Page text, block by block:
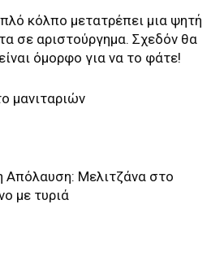
κόλπο μετατρέπει μια ψητή
σε αριστούργημα. Σχεδόν θα
όμορφο για να το φάτε!
μανιταριών
Απόλαυση: Mελιτζάνα στο
με τυριά